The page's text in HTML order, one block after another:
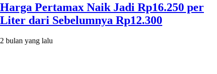
Harga Pertamax Naik Jadi Rp16.250 per
Liter dari Sebelumnya Rp12.300
2 bulan yang lalu